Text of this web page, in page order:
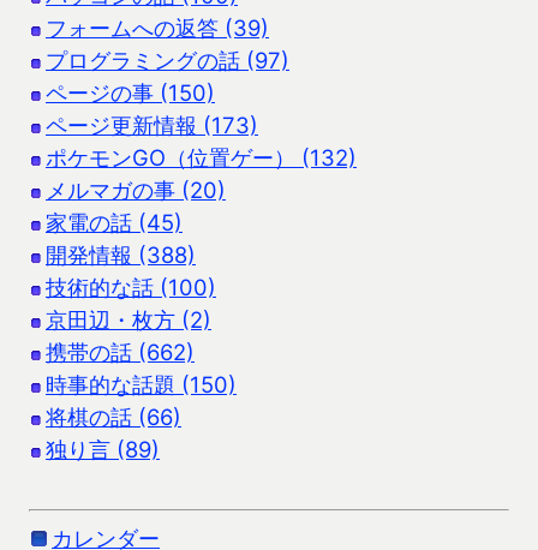
フォームへの返答 (39)
プログラミングの話 (97)
ページの事 (150)
ページ更新情報 (173)
ポケモンGO（位置ゲー） (132)
メルマガの事 (20)
家電の話 (45)
開発情報 (388)
技術的な話 (100)
京田辺・枚方 (2)
携帯の話 (662)
時事的な話題 (150)
将棋の話 (66)
独り言 (89)
カレンダー